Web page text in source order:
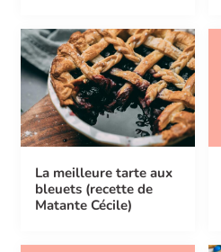
La meilleure tarte aux
bleuets (recette de
Matante Cécile)